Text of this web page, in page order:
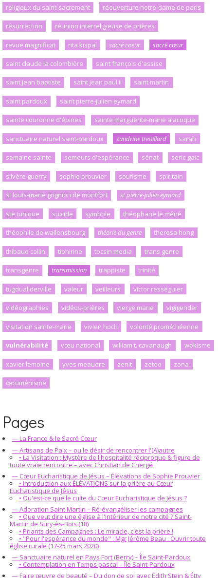
religieux du saint-sacrement réouverture notre-dame de paris
résurrection réunion interreligieuse de prières
revue magnificat rita kispal sacré coeur sacré cœur
saint claude la colombière saint françois d'assise
saint jean baptiste saint jean paul ii saint martin
saint pardoux saint pierre-julien eymard
sainte couronne d'épines sainte marguerite-marie alacoque
sanctuaire naturel saint-pardoux sandrine treuillard sarah
semaine sainte semeurs d'espérance sénat seric-gaic
silvère guerry sophie prouvier soufisme spiritain
st louis-marie grignion de montfort st pierre-julien eymard
ste tunique suicide symbole théophane le méné
théophile de wallensbourg théorie du genre theresa hong
thibaud collin tibhirine tocsin media trans genre
transgenre transmission trappiste trinité
tugdual derville valeur veilleurs victor rességuier
vidéographies vidéos-prières vierge marie vigigender
visitation sainte-marie vivien hoch volonté prométhéenne
vulnérabilité vœu national william t. cavanaugh wokisme
xavier lemoine yves meaudre zenit zeteo zona
œcuménisme
Pages
— La France & le Sacré Cœur
— Artisans de Paix – ou le désir de rencontrer l'(A)autre
• La Visitation : Mystère de l'hospitalité réciproque & figure de
toute vraie rencontre – avec Christian de Chergé
— Cœur Eucharistique de Jésus – Élévations de Sophie Prouvier
• Introduction aux ÉLÉVATIONS sur la prière au Cœur
Eucharistique de Jésus
• Qu'est-ce que le culte du Cœur Eucharistique de Jésus ?
— Adoration Saint Martin – Ré-évangéliser les campagnes
• Que veut dire une église à l'intérieur de notre cité ? Saint-
Martin de Sury-ès-Bois (18)
• Priants des Campagnes : Le miracle, c'est la prière !
• "Pour l'espérance du monde" : Mgr Jérôme Beau : Ouvrir toute
église rurale (17-25 mars 2020)
— Sanctuaire naturel en Pays Fort (Berry) – Île Saint-Pardoux
• Contemplation en Temps pascal – Île Saint-Pardoux
— Faire œuvre de beauté – Du don de soi avec Édith Stein & Étty